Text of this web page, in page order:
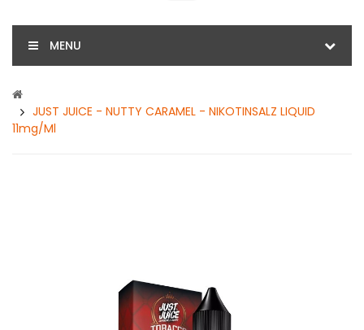
MENU
JUST JUICE - NUTTY CARAMEL - NIKOTINSALZ LIQUID
11mg/ml